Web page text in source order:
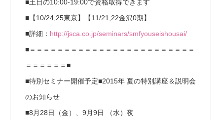
■土日の10:00-19:00で資格取得できます
■【10/24,25東京】【11/21,22金沢0期】
■詳細： http://jsca.co.jp/seminars/smfyouseishousai/
■＝＝＝＝＝＝＝＝＝＝＝＝＝＝＝＝＝＝＝＝＝＝＝＝
＝＝＝＝＝＝■
■特別セミナー開催予定■2015年 夏の特別講座＆説明会
のお知らせ
■8月28日（金）、9月9日 （水）夜